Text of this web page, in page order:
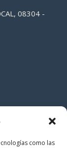
como las
08304 -